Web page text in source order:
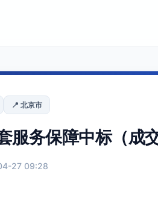
📍 北京市
服务保障中标（成
27 09:28